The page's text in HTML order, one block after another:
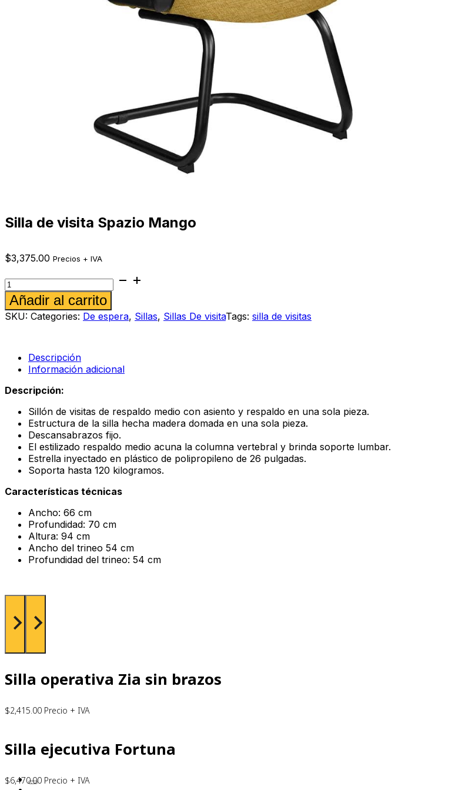
Silla de visita Spazio Mango
$3,375.00 Precios + IVA
Silla
de
visita
Spazio
Mango
Añadir al carrito
SKU: Categories: De espera, Sillas, Sillas De visitaTags: silla de visitas
Descripción
Información adicional
Descripción:
Sillón de visitas de respaldo medio con asiento y respaldo en una sola pieza.
Estructura de la silla hecha madera domada en una sola pieza.
Descansabrazos fijo.
El estilizado respaldo medio acuna la columna vertebral y brinda soporte lumbar.
Estrella inyectado en plástico de polipropileno de 26 pulgadas.
Soporta hasta 120 kilogramos.
Características técnicas
Ancho: 66 cm
Profundidad: 70 cm
Altura: 94 cm
Ancho del trineo 54 cm
Profundidad del trineo: 54 cm
Silla operativa Zia sin brazos
$2,415.00 Precio + IVA
Silla ejecutiva Fortuna
$6,470.00 Precio + IVA